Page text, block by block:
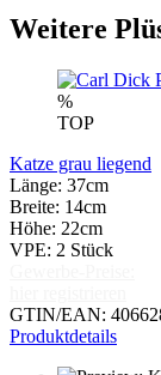
Weitere
%
TOP
Katze grau liegend
Länge: 37cm
Breite: 14cm
Höhe: 22cm
VPE: 2 Stück
GTIN/EAN:
Produktdetails